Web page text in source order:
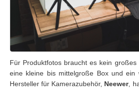
Für Produktfotos braucht es kein
eine kleine bis mittelgroße Box und ein
Hersteller für Kamerazubehör, Neewer,